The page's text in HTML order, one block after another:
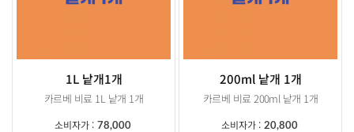
1L 낱개1개
카르베 비료 1L 낱개 1개
소비자가 : 78,000
200ml 낱개 1개
카르베 비료 200ml 낱개 1개
소비자가 : 20,800